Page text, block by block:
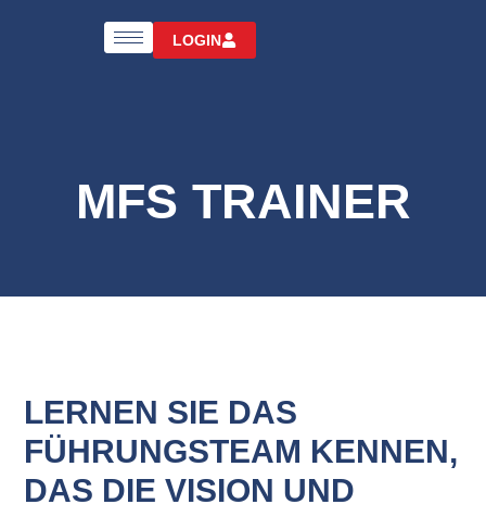
LOGIN
MFS TRAINER
LERNEN SIE DAS
FÜHRUNGSTEAM KENNEN,
DAS DIE VISION UND